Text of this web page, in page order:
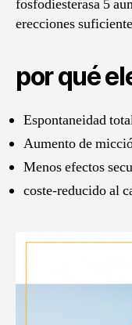
fosfodiesterasa 5
erecciones
por qué
Espontaneidad
Aumento de
Menos efectos
coste-reducido al